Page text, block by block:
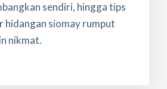
sendiri, hingga tips
hidangan siomay rumput
nikmat.